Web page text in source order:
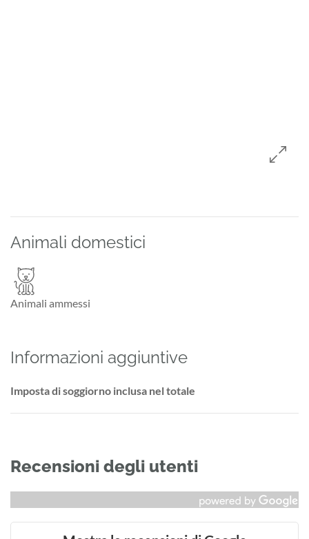
Animali domestici
Animali ammessi
Informazioni aggiuntive
Imposta di soggiorno inclusa nel totale
Recensioni degli utenti